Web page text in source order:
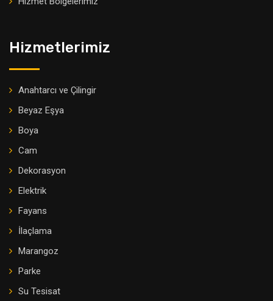
Hizmetlerimiz
Anahtarcı ve Çilingir
Beyaz Eşya
Boya
Cam
Dekorasyon
Elektrik
Fayans
İlaçlama
Marangoz
Parke
Su Tesisat